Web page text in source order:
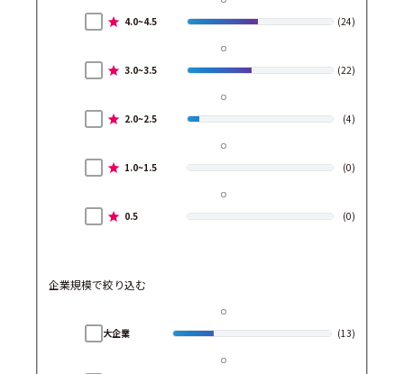
4.0~4.5 (24)
3.0~3.5 (22)
2.0~2.5 (4)
1.0~1.5 (0)
0.5 (0)
企業規模で絞り込む
大企業 (13)